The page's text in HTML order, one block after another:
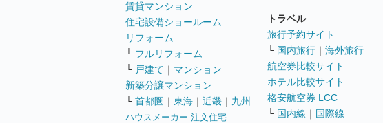
賃貸マンション
住宅設備ショールーム
リフォーム
└ フルリフォーム
└ 戸建て ｜ マンション
新築分譲マンション
└ 首都圏 ｜ 東海 ｜ 近畿 ｜ 九州
ハウスメーカー 注文住宅
トラベル
旅行予約サイト
└ 国内旅行 ｜ 海外旅行
航空券比較サイト
ホテル比較サイト
格安航空券 LCC
└ 国内線 ｜ 国際線